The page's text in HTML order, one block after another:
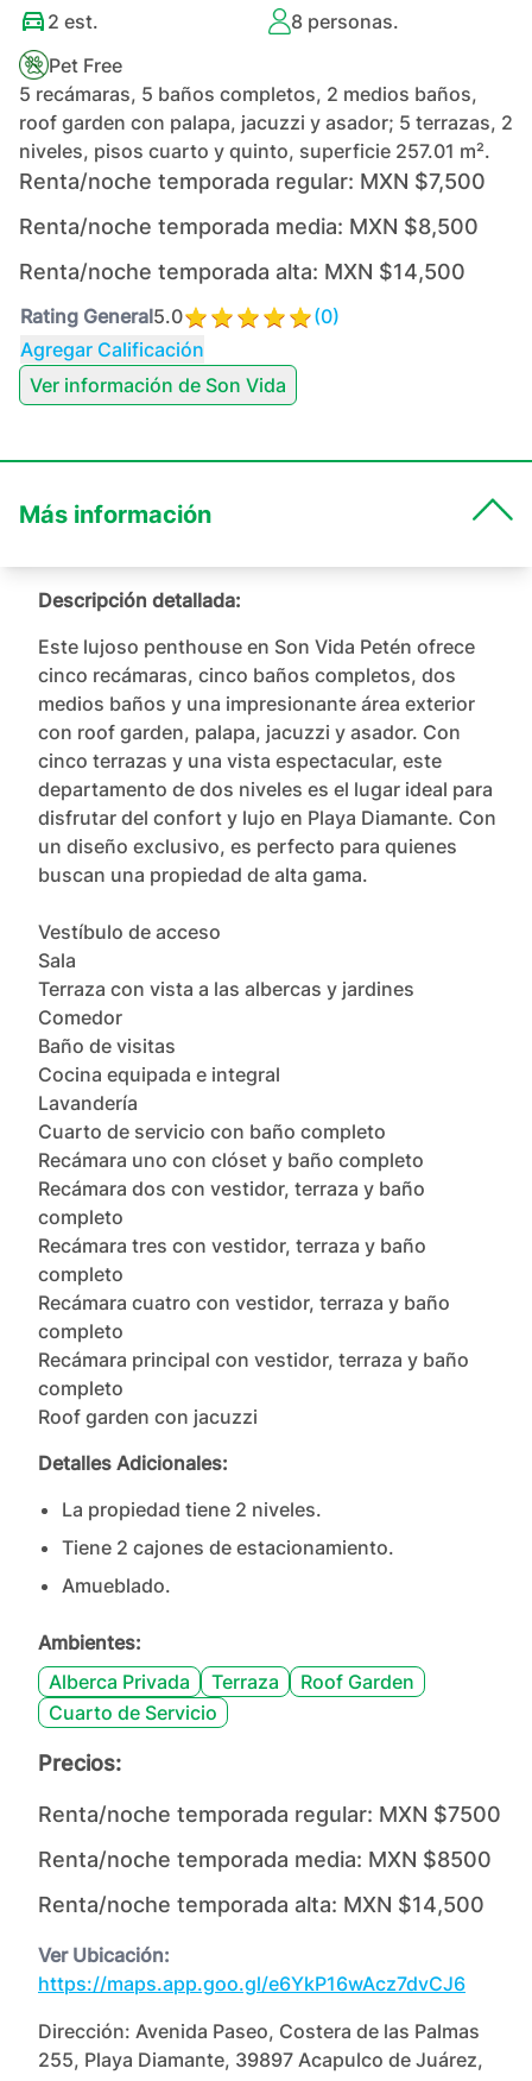
2 est. 8personas.
Pet Free
5 recámaras, 5 baños completos, 2 medios baños,
roof garden con palapa, jacuzzi y asador; 5 terrazas, 2
niveles, pisos cuarto y quinto, superficie 257.01 m².
Renta/noche temporada regular: MXN $7,500
Renta/noche temporada media: MXN $8,500
Renta/noche temporada alta: MXN $14,500
Rating General5.0 (0)
Agregar Calificación
Ver información de Son Vida
Más información
Descripción detallada:
Este lujoso penthouse en Son Vida Petén ofrece
cinco recámaras, cinco baños completos, dos
medios baños y una impresionante área exterior
con roof garden, palapa, jacuzzi y asador. Con
cinco terrazas y una vista espectacular, este
departamento de dos niveles es el lugar ideal para
disfrutar del confort y lujo en Playa Diamante. Con
un diseño exclusivo, es perfecto para quienes
buscan una propiedad de alta gama.
Vestíbulo de acceso
Sala
Terraza con vista a las albercas y jardines
Comedor
Baño de visitas
Cocina equipada e integral
Lavandería
Cuarto de servicio con baño completo
Recámara uno con clóset y baño completo
Recámara dos con vestidor, terraza y baño
completo
Recámara tres con vestidor, terraza y baño
completo
Recámara cuatro con vestidor, terraza y baño
completo
Recámara principal con vestidor, terraza y baño
completo
Roof garden con jacuzzi
Detalles Adicionales:
La propiedad tiene 2 niveles.
Tiene 2 cajones de estacionamiento.
Amueblado.
Ambientes:
Alberca Privada
Terraza
Roof Garden
Cuarto de Servicio
Precios:
Renta/noche temporada regular: MXN $7500
Renta/noche temporada media: MXN $8500
Renta/noche temporada alta: MXN $14,500
Ver Ubicación:
https://maps.app.goo.gl/e6YkP16wAcz7dvCJ6
Dirección: Avenida Paseo, Costera de las Palmas
255, Playa Diamante, 39897 Acapulco de Juárez,